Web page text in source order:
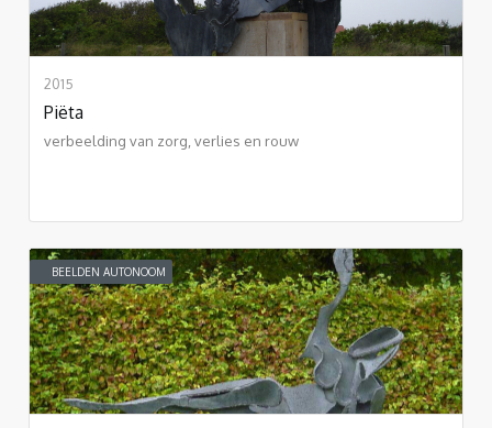
2015
Piëta
verbeelding van zorg, verlies en rouw
BEELDEN AUTONOOM